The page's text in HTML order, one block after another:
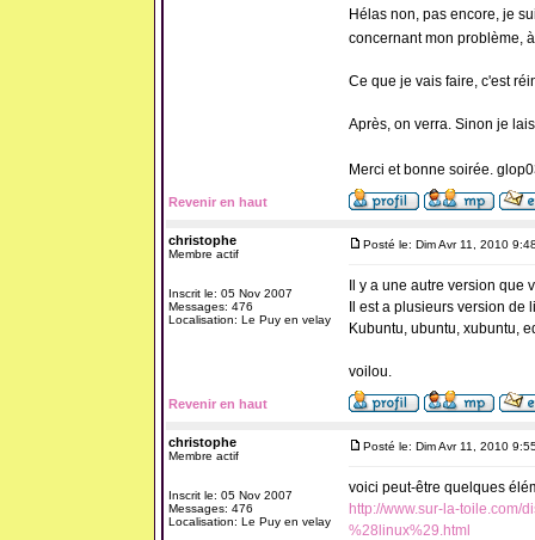
Hélas non, pas encore, je
concernant mon problème,
Ce que je vais faire, c'est
Après, on verra. Sinon je
Merci et bonne soirée.
Revenir en haut
christophe
Membre actif
Inscrit le: 05 Nov 2007
Messages: 476
Localisation: Le Puy en velay
Posté le: Dim Avr 11, 2010
Il y a une autre version que
Il est a plusieurs version
Kubuntu, ubuntu, xubuntu,
voilou.
Revenir en haut
christophe
Membre actif
Inscrit le: 05 Nov 2007
Messages: 476
Localisation: Le Puy en velay
Posté le: Dim Avr 11, 2010
voici peut-être quelques
http://www.sur-la-toile.com/
%28linux%29.html